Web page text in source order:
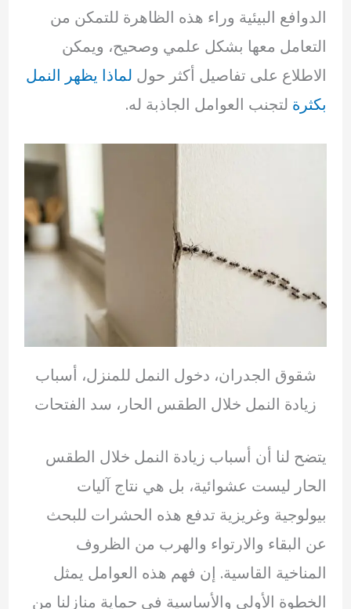
الدوافع البيئية وراء هذه الظاهرة للتمكن من
التعامل معها بشكل علمي وصحيح، ويمكن
الاطلاع على تفاصيل أكثر حول لماذا يظهر النمل
بكثرة لتجنب العوامل الجاذبة له.
شقوق الجدران، دخول النمل للمنزل، أسباب
زيادة النمل خلال الطقس الحار، سد الفتحات
يتضح لنا أن أسباب زيادة النمل خلال الطقس
الحار ليست عشوائية، بل هي نتاج آليات
بيولوجية وغريزية تدفع هذه الحشرات للبحث
عن البقاء والارتواء والهرب من الظروف
المناخية القاسية. إن فهم هذه العوامل يمثل
الخطوة الأولى والأساسية في حماية منازلنا من